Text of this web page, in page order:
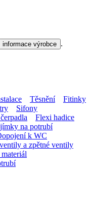
informace výrobce .
Těsnění
Fitinky
Sifony
Flexi hadice
na potrubí
k WC
a zpětné ventily